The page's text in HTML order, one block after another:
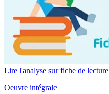
Lire l'analyse sur fiche de lecture
Oeuvre intégrale